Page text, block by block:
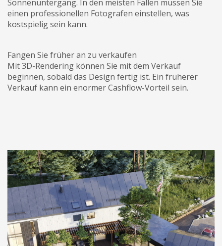
Sonnenuntergang. In den meisten Fällen müssen Sie
einen professionellen Fotografen einstellen, was
kostspielig sein kann.
Fangen Sie früher an zu verkaufen
Mit 3D-Rendering können Sie mit dem Verkauf
beginnen, sobald das Design fertig ist. Ein früherer
Verkauf kann ein enormer Cashflow-Vorteil sein.